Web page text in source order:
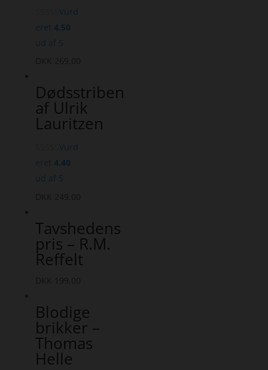
Vurd
eret 4.50
ud af 5
Dødsstriben
af Ulrik
Lauritzen
Vurd
eret 4.40
ud af 5
Tavshedens
pris – R.M.
Reffelt
Blodige
brikker –
Thomas
Helle